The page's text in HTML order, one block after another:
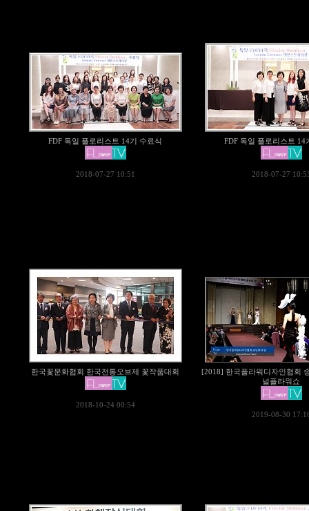
FDF 독일 플로리스트 14기 수료식
2018-07-27 10:51
FDF 독일 플로리스트 14
2018-07-27
한국꽃문화협회 한국전통오브제 꽃작품대회
2018-10-24 00:54
[2018] 한국플라워디자인협회
널플라워쇼
2019-08-30